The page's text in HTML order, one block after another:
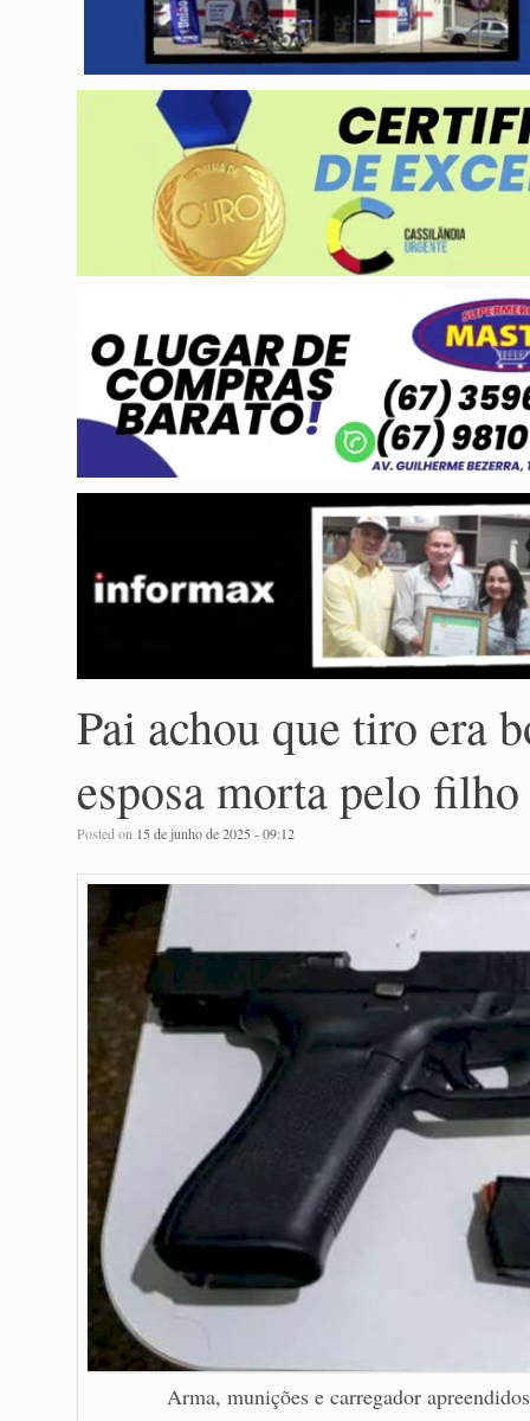
Pai achou que tiro era
esposa morta pelo
Posted on 15 de junho de 2025 - 09:12
Arma, munições e carregador